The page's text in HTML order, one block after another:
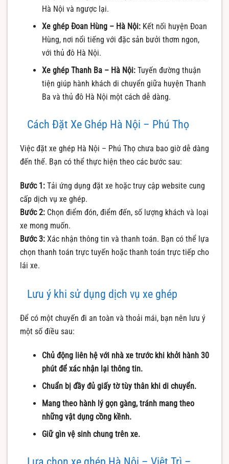
Hà Nội và ngược lại.
Xe ghép Đoan Hùng – Hà Nội:Kết nối huyện Đoan
Hùng, nơi nổi tiếng với đặc sản bưởi thơm ngon,
với thủ đô Hà Nội.
Xe ghép Thanh Ba – Hà Nội:Tuyến đường thuận
tiện giúp hành khách di chuyển giữa huyện Thanh
Ba và thủ đô Hà Nội một cách dễ dàng.
Cách Đặt Xe Ghép Hà Nội – Phú Thọ
Việc đặt xe ghép Hà Nội – Phú Thọ chưa bao giờ dễ dàng
đến thế. Bạn có thể thực hiện theo các bước sau:
Bước 1: Tải ứng dụng đặt xe hoặc truy cập website cung
cấp dịch vụ xe ghép.
Bước 2: Chọn điểm đón, điểm đến, số lượng khách và loại
xe mong muốn.
Bước 3: Xác nhận thông tin và thanh toán. Bạn có thể lựa
chọn thanh toán trực tuyến hoặc thanh toán trực tiếp cho
lái xe.
Lưu ý khi sử dụng dịch vụ xe ghép
Để có một chuyến đi an toàn và thoải mái, bạn nên lưu ý
một số điều sau:
Chủ động liên hệ với nhà xe trước khi khởi hành 30
phút để xác nhận lại thông tin.
Chuẩn bị đầy đủ giấy tờ tùy thân khi di chuyển.
Mang theo hành lý gọn gàng, tránh mang theo
những vật dụng cồng kềnh.
Giữ gìn vệ sinh chung trên xe.